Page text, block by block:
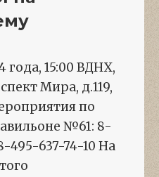
года, 15:00 ВДНХ,
Мира, д.119,
по
№61: 8-
495-637-74-10 На